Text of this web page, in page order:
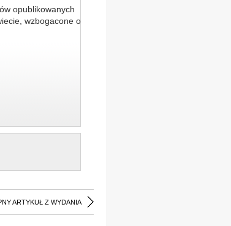
opublikowanych
wzbogacone o
ARTYKUŁ Z WYDANIA